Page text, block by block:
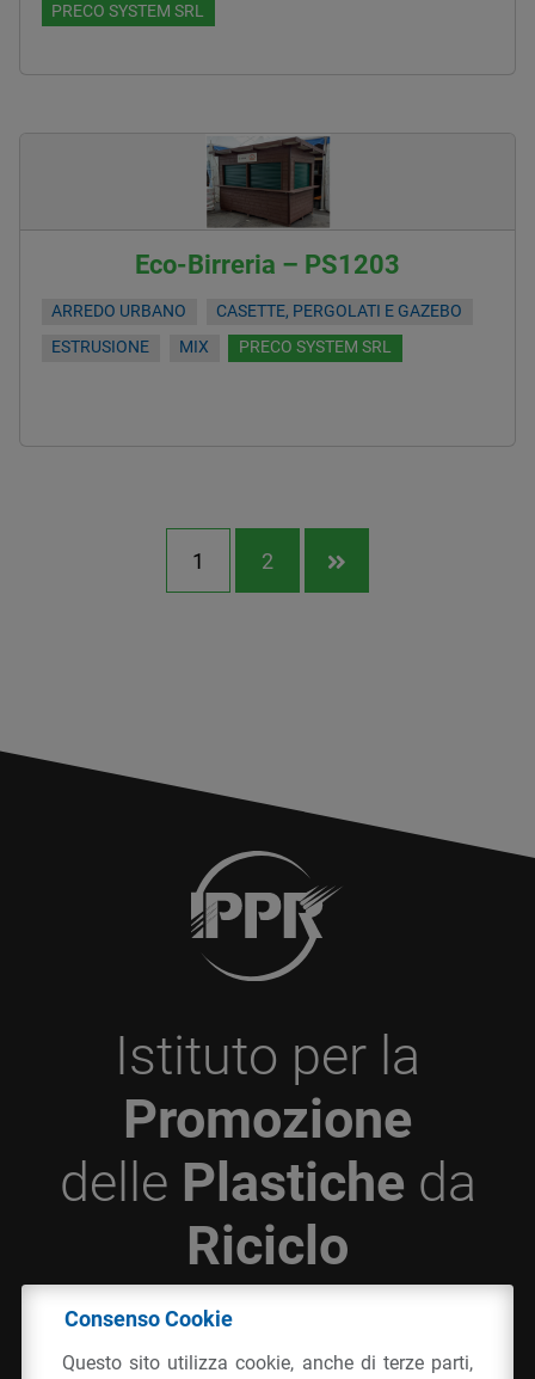
PRECO SYSTEM SRL
Eco-Birreria – PS1203
ARREDO URBANO
CASETTE, PERGOLATI E GAZEBO
ESTRUSIONE
MIX PRECO SYSTEM SRL
1 2 
Istituto per la
Promozione
delle Plastiche da
Riciclo
Plastiche da Riciclo
Consenso Cookie
Questo sito utilizza cookie, anche di terze parti,